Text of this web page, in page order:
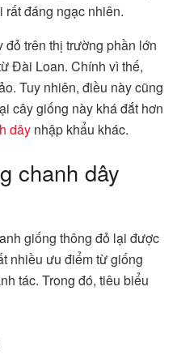
đáng ngạc nhiên.
trên thị trường phần lớn
Đài Loan. Chính vì thế,
Tuy nhiên, điều này cũng
cây giống này khá đắt hơn
dây nhập khẩu khác.
chanh dây
giống thông đỏ lại được
nhiều ưu điểm từ giống
tác. Trong đó, tiêu biểu